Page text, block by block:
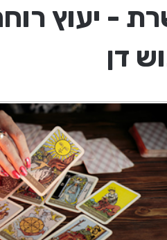
- יעוץ
דן